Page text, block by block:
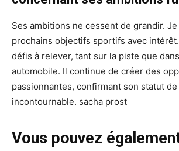
Ses ambitions ne cessent de grandir.
prochains objectifs sportifs avec
défis à relever, tant sur la piste que
automobile. Il continue de créer des
passionnantes, confirmant son statut
incontournable. sacha prost
Vous pouvez